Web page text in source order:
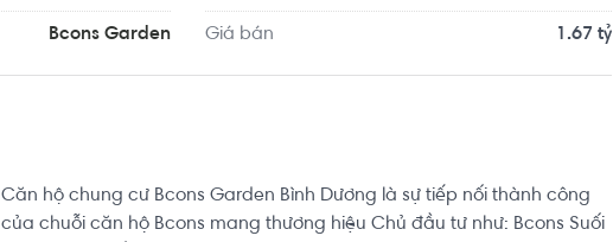
Bcons Garden Giá bán 1.67 tỷ
Căn hộ chung cư Bcons Garden Bình Dương là sự tiếp nối thành công
của chuỗi căn hộ Bcons mang thương hiệu Chủ đầu tư như: Bcons Suối